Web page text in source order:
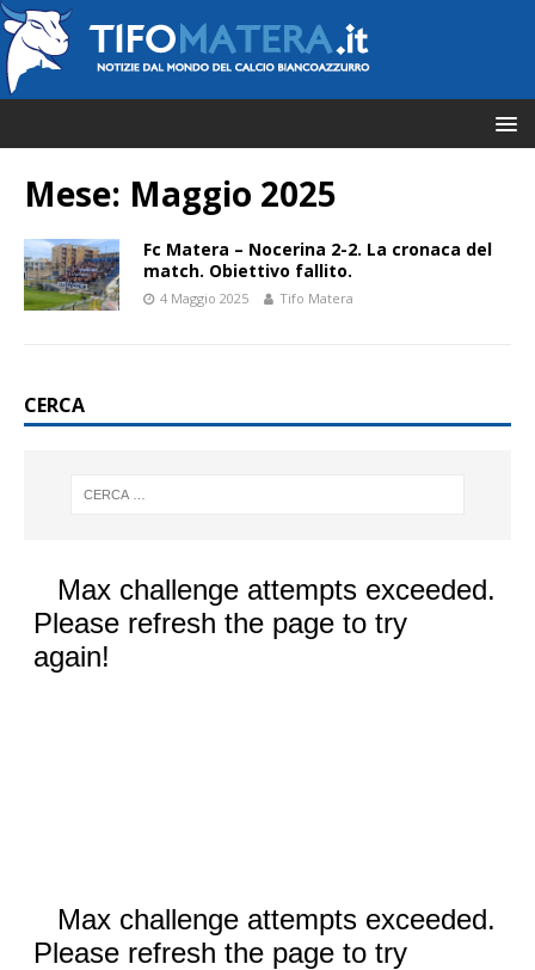
Mese: Maggio 2025
Fc Matera – Nocerina 2-2. La cronaca del
match. Obiettivo fallito.
4 Maggio 2025 Tifo Matera
CERCA